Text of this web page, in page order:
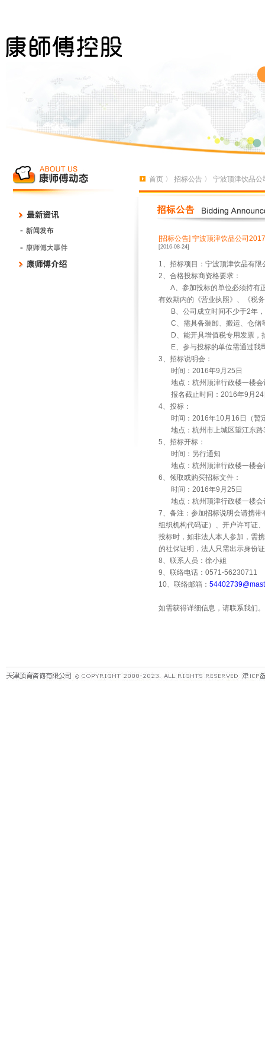
首页 〉 招标公告 〉 宁波顶津饮品
[招标公告] 宁波顶津饮品公司
[2016-08-24]
1、招标项目：宁波顶津饮品有限
2、合格投标商资格要求：
A、参加投标的单位必须持有
有效期内的《营业执照》、《税
B、公司成立时间不少于2年
C、需具备装卸、搬运、仓
D、能开具增值税专用发票，
E、参与投标的单位需通过我
3、招标说明会：
时间： 2016年9 月 25 日
地点：杭州顶津行政楼一楼会
报名截止时间： 2016年9 月 24
4、投标：
时间： 2016年10月 16 日（暂
地点：杭州市上城区望江东路
5、招标开标：
时间：另行通知
地点：杭州顶津行政楼一楼会
6、领取或购买招标文件：
时间： 2016年9 月 25 日
地点：杭州顶津行政楼一楼会
7、备注：参加招标说明会请携
组织机构代码证）、开户许可证
投标时，如非法人本人参加，需
的社保证明，法人只需出示身份
8、联系人员：徐小姐
9、联络电话： 0571-56230711
10、联络邮箱：
如需获得详细信息，请联系我们。